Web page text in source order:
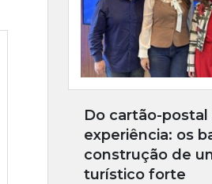
Do cartão-postal
experiência: os
construção de
turístico forte